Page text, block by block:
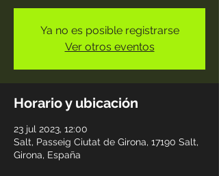
Ya no es posible registrarse
Ver otros eventos
Horario y ubicación
23 jul 2023, 12:00
Salt, Passeig Ciutat de Girona, 17190 Salt,
Girona, España